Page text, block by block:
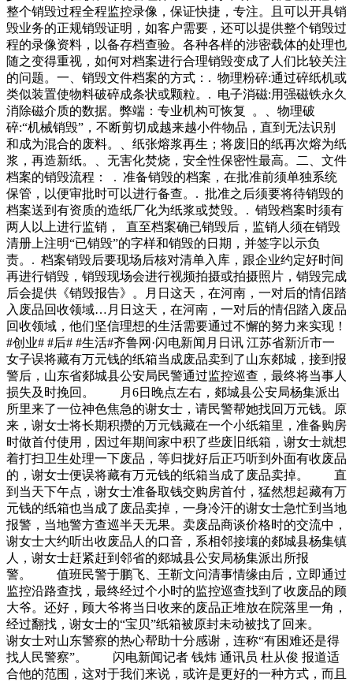
整个销毁过程全程监控录像，保证快捷，专注。且可以开具销
毁业务的正规销毁证明，如客户需要，还可以提供整个销毁过
程的录像资料，以备存档查验。各种各样的涉密载体的处理也
随之变得重视，如何对档案进行合理销毁变成了人们比较关注
的问题。一、销毁文件档案的方式：. 物理粉碎:通过碎纸机或
类似装置使物料破碎成条状或颗粒。. 电子消磁:用强磁铁永久
消除磁介质的数据。弊端：专业机构可恢复 。、物理破
碎:“机械销毁”，不断剪切成越来越小件物品，直到无法识别
和成为混合的废料。、纸张熔浆再生；将废旧的纸再次熔为纸
浆，再造新纸。、无害化焚烧，安全性保密性最高。二、文件
档案的销毁流程： . 准备销毁的档案，在批准前须单独系统
保管，以便审批时可以进行备查。. 批准之后须要将待销毁的
档案送到有资质的造纸厂化为纸浆或焚毁。. 销毁档案时须有
两人以上进行监销， 直至档案确已销毁后，监销人须在销毁
清册上注明“已销毁”的字样和销毁的日期，并签字以示负
责。. 档案销毁后要现场后核对清单入库，跟企业约定好时间
再进行销毁，销毁现场会进行视频拍摄或拍摄照片，销毁完成
后会提供《销毁报告》。月日这天，在河南，一对后的情侣踏
入废品回收领域…月日这天，在河南，一对后的情侣踏入废品
回收领域，他们坚信理想的生活需要通过不懈的努力来实现！
#创业# #后# #生活#齐鲁网·闪电新闻月日讯 江苏省新沂市一
女子误将藏有万元钱的纸箱当成废品卖到了山东郯城，接到报
警后，山东省郯城县公安局民警通过监控巡查，最终将当事人
损失及时挽回。 月6日晚点左右，郯城县公安局杨集派出
所里来了一位神色焦急的谢女士，请民警帮她找回万元钱。原
来，谢女士将长期积攒的万元钱藏在一个小纸箱里，准备购房
时做首付使用，因过年期间家中积了些废旧纸箱，谢女士就想
着打扫卫生处理一下废品，等归拢好后正巧听到外面有收废品
的，谢女士便误将藏有万元钱的纸箱当成了废品卖掉。 直
到当天下午点，谢女士准备取钱交购房首付，猛然想起藏有万
元钱的纸箱也当成了废品卖掉，一身冷汗的谢女士急忙到当地
报警，当地警方查巡半天无果。卖废品商谈价格时的交流中，
谢女士大约听出收废品人的口音，系相邻接壤的郯城县杨集镇
人，谢女士赶紧赶到邻省的郯城县公安局杨集派出所报
警。 值班民警于鹏飞、王靳文问清事情缘由后，立即通过
监控沿路查找，最终经过个小时的监控巡查找到了收废品的顾
大爷。还好，顾大爷将当日收来的废品正堆放在院落里一角，
经过翻找，谢女士的“宝贝”纸箱被原封未动被找了回来。
谢女士对山东警察的热心帮助十分感谢，连称“有困难还是得
找人民警察”。 闪电新闻记者 钱炜 通讯员 杜从俊 报道适
合他的范围，这对于我们来说，或许是更好的一种方式，而且